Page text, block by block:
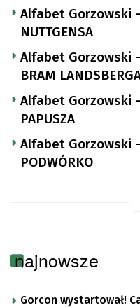
Alfabet Gorzowski –
NUTTGENSA
Alfabet Gorzowski –
BRAM
Alfabet Gorzowski –
PAPUSZA
Alfabet Gorzowski –
PODWÓRKO
najnowsze
Gorcon wystartował!